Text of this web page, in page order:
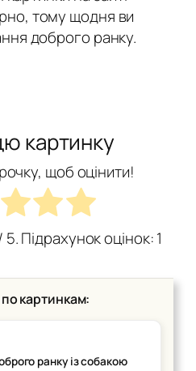
тому щодня ви
доброго ранку.
картинку
щоб оцінити!
5. Підрахунок оцінок:1
по картинкам:
ранку із собакою